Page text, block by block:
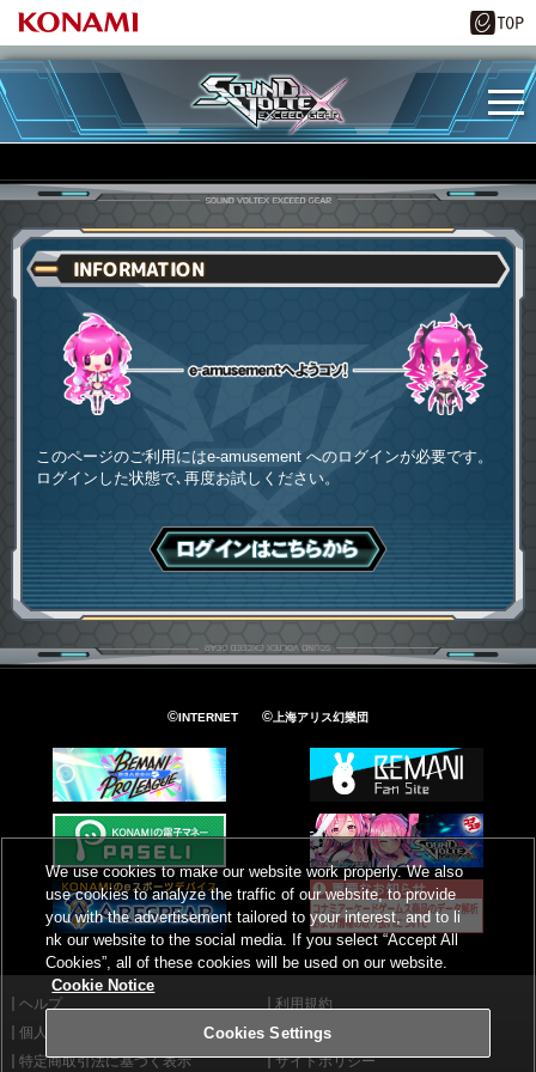
INFORMATION
このページのご利用にはe-amusement へのログインが必要です。
ログインした状態で､再度お試しください。
ログインはこちら
©INTERNET ©上海アリス幻樂団
ヘルプ
利用規約
個人情報等保護方針
外部送信について
特定商取引法に基づく表示
サイトポリシー
We use cookies to make our website work properly. We also
use cookies to analyze the traffic of our website, to provide
you with the advertisement tailored to your interest, and to li
nk our website to the social media. If you select “Accept All
Cookies”, all of these cookies will be used on our website.
Cookie Notice
Cookies Settings